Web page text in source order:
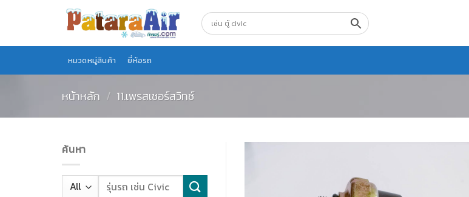
หมวดหมู่สินค้า ยี่ห้อรถ
หน้าหลัก / 11.เพรสเชอร์สวิทช์
ค้นหา